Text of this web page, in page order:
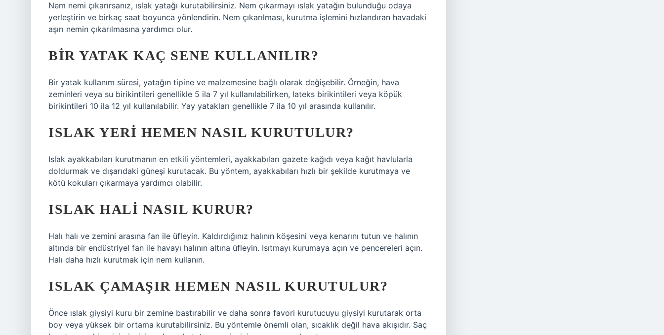
Nem nemi çıkarırsanız, ıslak yatağı kurutabilirsiniz. Nem çıkarmayı ıslak yatağın bulunduğu odaya
yerleştirin ve birkaç saat boyunca yönlendirin. Nem çıkarılması, kurutma işlemini hızlandıran havadaki
aşırı nemin çıkarılmasına yardımcı olur.
BIR YATAK KAÇ SENE KULLANILIR?
Bir yatak kullanım süresi, yatağın tipine ve malzemesine bağlı olarak değişebilir. Örneğin, hava
zeminleri veya su birikintileri genellikle 5 ila 7 yıl kullanılabilirken, lateks birikintileri veya köpük
birikintileri 10 ila 12 yıl kullanılabilir. Yay yatakları genellikle 7 ila 10 yıl arasında kullanılır.
ISLAK YERI HEMEN NASIL KURUTULUR?
Islak ayakkabıları kurutmanın en etkili yöntemleri, ayakkabıları gazete kağıdı veya kağıt havlularla
doldurmak ve dışarıdaki güneşi kurutacak. Bu yöntem, ayakkabıları hızlı bir şekilde kurutmaya ve
kötü kokuları çıkarmaya yardımcı olabilir.
ISLAK HALI NASIL KURUR?
Halı halı ve zemini arasına fan ile üfleyin. Kaldırdığınız halının köşesini veya kenarını tutun ve halının
altında bir endüstriyel fan ile havayı halının altına üfleyin. Isıtmayı kurumaya açın ve pencereleri açın.
Halı daha hızlı kurutmak için nem kullanın.
ISLAK ÇAMAŞIR HEMEN NASIL KURUTULUR?
Önce ıslak giysiyi kuru bir zemine bastırabilir ve daha sonra favori kurutucuyu giysiyi kurutarak orta
boy veya yüksek bir ortama kurutabilirsiniz. Bu yöntemle önemli olan, sıcaklık değil hava akışıdır. Saç